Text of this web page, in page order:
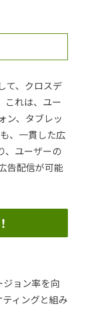
て、クロスデ
これは、ユー
ン、タブレッ
、一貫した広
、ユーザーの
告配信が可能
ジョン率を向
ィングと組み